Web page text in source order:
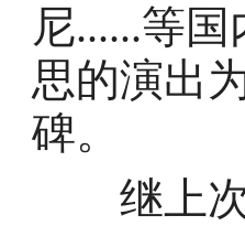
尼......等
思的演出
碑。
继上次